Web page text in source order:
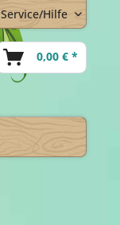
Service/Hilfe
0,00 € *